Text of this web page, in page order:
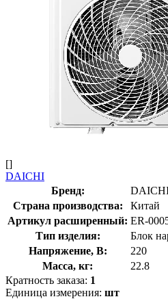
[]
DAICHI
Бренд:
Страна производства:
Китай
Артикул расширенный: ER-
Тип изделия:
Блок
Напряжение, В:
220
Масса, кг:
22.8
Кратность заказа: 1
Единица измерения: шт